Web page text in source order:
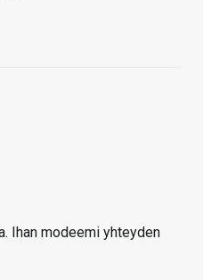
Ihan modeemi yhteyden